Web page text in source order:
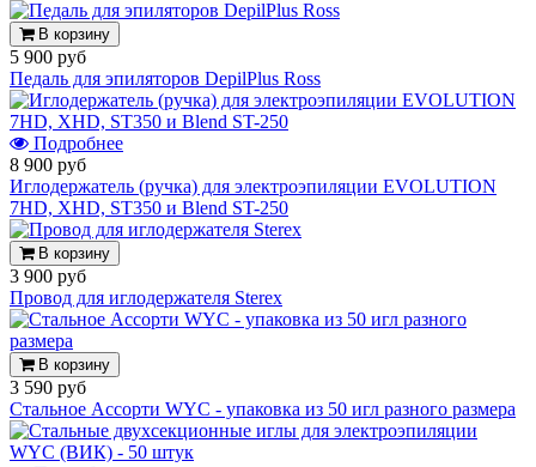
В корзину
5 900 руб
Педаль для эпиляторов DepilPlus Ross
Подробнее
8 900 руб
Иглодержатель (ручка) для электроэпиляции EVOLUTION
7HD, XHD, ST350 и Blend ST-250
В корзину
3 900 руб
Провод для иглодержателя Sterex
В корзину
3 590 руб
Стальное Ассорти WYC - упаковка из 50 игл разного размера